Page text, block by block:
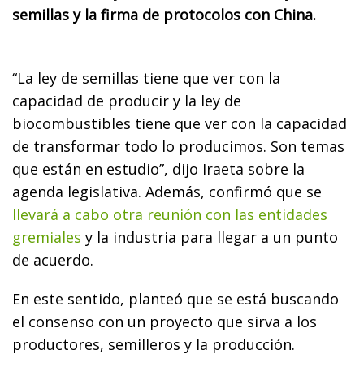
semillas y la firma de protocolos con China.
“La ley de semillas tiene que ver con la
capacidad de producir y la ley de
biocombustibles tiene que ver con la capacidad
de transformar todo lo producimos. Son temas
que están en estudio”, dijo Iraeta sobre la
agenda legislativa. Además, confirmó que se
llevará a cabo otra reunión con las entidades
gremiales y la industria para llegar a un punto
de acuerdo.
En este sentido, planteó que se está buscando
el consenso con un proyecto que sirva a los
productores, semilleros y la producción.